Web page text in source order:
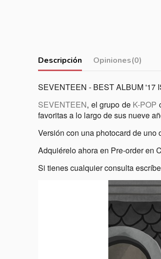
Descripción Opiniones(0)
SEVENTEEN - BEST ALBUM '17
SEVENTEEN, el grupo de K-POP
favoritas a lo largo de sus nueve
Versión con una photocard de
Adquiérelo ahora en Pre-order en
Si tienes cualquier consulta